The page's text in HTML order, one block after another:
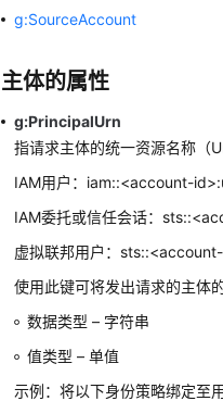
g:SourceAccount
主体的属性
g:PrincipalUrn
指请求主体的统一资源名称（
IAM用户：iam::<account-
IAM委托或信任会话：
虚拟联邦用户：
使用此键可将发出请求的主体
数据类型 – 字符串
值类型 – 单值
示例：将以下身份策略绑定至